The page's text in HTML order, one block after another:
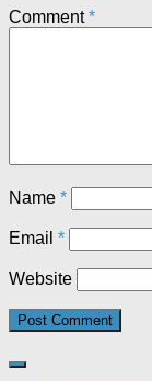
Comment*
Name *
Email *
Website